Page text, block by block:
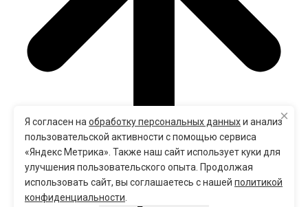
×
Я согласен на обработку персональных данныхи анализ
пользовательской активности с помощью сервиса
«Яндекс Метрика». Также наш сайт использует куки для
улучшения пользовательского опыта. Продолжая
использовать сайт, вы соглашаетесь с нашей политикой
конфиденциальности